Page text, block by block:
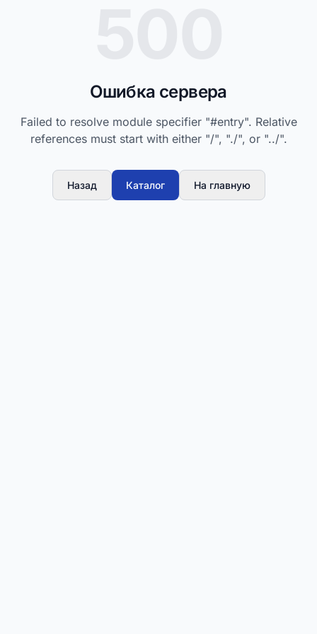
Ошибка сервера
Failed to resolve module specifier "#entry". Relative
references must start with either "/", "./", or "../".
Назад Каталог На главную